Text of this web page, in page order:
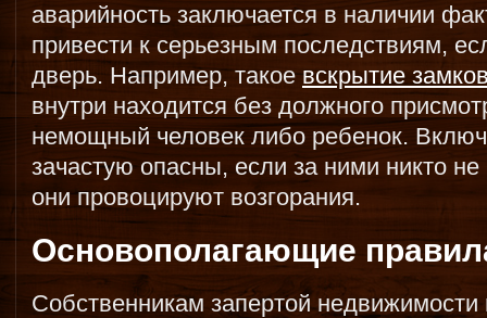
аварийность заключается в наличии
привести к серьезным последствиям,
дверь. Например, такоевскрытие
внутри находится без должного
немощный человек либо ребенок.
зачастую опасны, если за ними никто
они провоцируют возгорания.
Основополагающие
Собственникам запертой